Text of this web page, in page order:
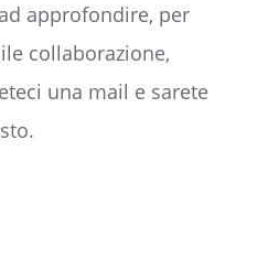
approfondire, per
collaborazione,
una mail e sarete